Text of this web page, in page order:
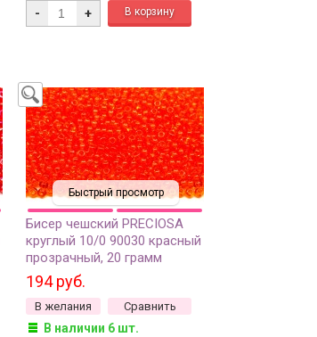
- +
Быстрый просмотр
Бисер чешский PRECIOSA
круглый 10/0 90030 красный
прозрачный, 20 грамм
194 руб.
В желания Сравнить
В наличии 6 шт.